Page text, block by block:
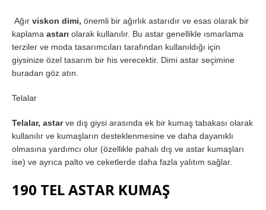
Ağır viskon dimi, önemli bir ağırlık astarıdır ve esas olarak bir
kaplama astarı olarak kullanılır. Bu astar genellikle ısmarlama
terziler ve moda tasarımcıları tarafından kullanıldığı için
giysinize özel tasarım bir his verecektir. Dimi astar seçimine
buradan göz atın.
Telalar
Telalar, astarve dış giysi arasında ek bir kumaş tabakası olarak
kullanılır ve kumaşların desteklenmesine ve daha dayanıklı
olmasına yardımcı olur (özellikle pahalı dış ve astar kumaşları
ise) ve ayrıca palto ve ceketlerde daha fazla yalıtım sağlar.
190 TEL ASTAR KUMAŞ